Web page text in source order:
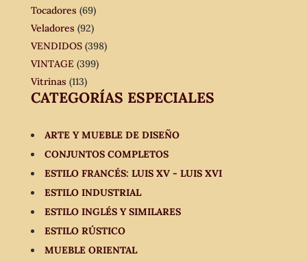
Tocadores (69)
Veladores (92)
VENDIDOS (398)
VINTAGE (399)
Vitrinas (113)
CATEGORÍAS ESPECIALES
ARTE Y MUEBLE DE DISEÑO
CONJUNTOS COMPLETOS
ESTILO FRANCÉS: LUIS XV - LUIS XVI
ESTILO INDUSTRIAL
ESTILO INGLÉS Y SIMILARES
ESTILO RÚSTICO
MUEBLE ORIENTAL